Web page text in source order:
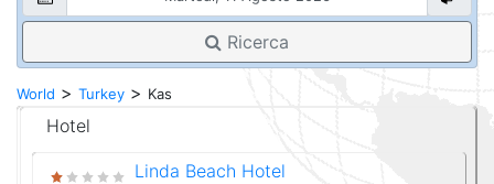
Ricerca
World > Turkey > Kas
Hotel
Linda Beach Hotel